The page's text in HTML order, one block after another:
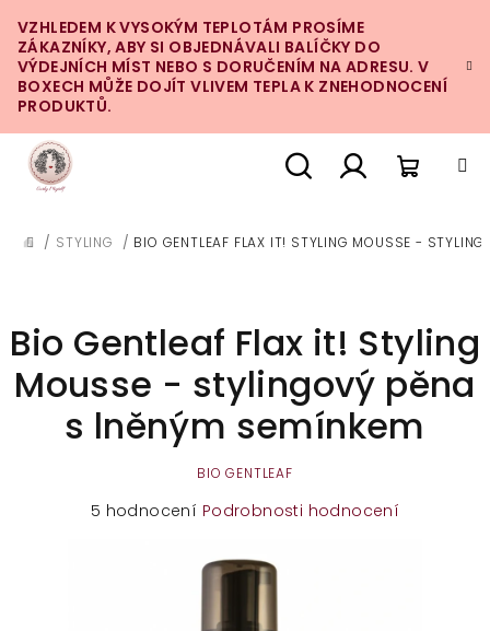
na
obsah
VZHLEDEM K VYSOKÝM TEPLOTÁM PROSÍME
ZÁKAZNÍKY, ABY SI OBJEDNÁVALI BALÍČKY DO
VÝDEJNÍCH MÍST NEBO S DORUČENÍM NA ADRESU. V
BOXECH MŮŽE DOJÍT VLIVEM TEPLA K ZNEHODNOCENÍ
PRODUKTŮ.
DOMŮ
/ STYLING / BIO GENTLEAF FLAX IT! STYLING MOUSSE -
Bio Gentleaf Flax it! Styling
Mousse - stylingový pěna
s lněným semínkem
BIO GENTLEAF
Průměrné
5 hodnocení Podrobnosti hodnocení